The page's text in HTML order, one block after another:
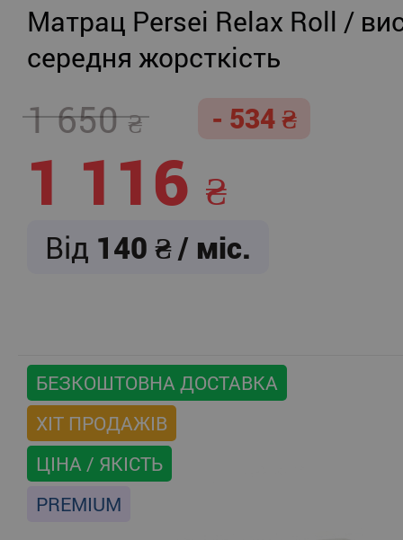
Матрац Persei Relax Roll /
середня жорсткість
1 650 - 534
1 116
Від 140 / міс.
БЕЗКОШТОВНА ДОСТАВКА
ХІТ ПРОДАЖІВ
ЦІНА / ЯКІСТЬ
PREMIUM